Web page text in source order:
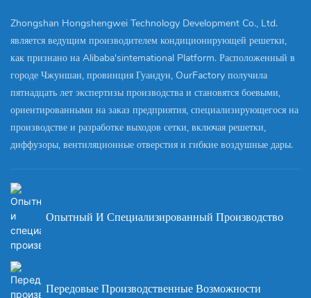
Zhongshan Hongshengwei Technology Development Co., Ltd.
является ведущим производителем кондиционирующей решетки,
как признано на Alibaba'sintemational Platform. Расположенный в
городе Чжуншан, провинция Гуандун, OurFactory получила
пятнадцать лет экспертизы производства и становятся боевыми,
ориентированными на заказ предприятия, специализирующегося на
производстве и разработке выходов сетки, включая решетки,
диффузоры, вентиляционные отверстия и гибкие воздушные дары.
Опытный И Специализированный Производство
Передовые Производственные Возможности